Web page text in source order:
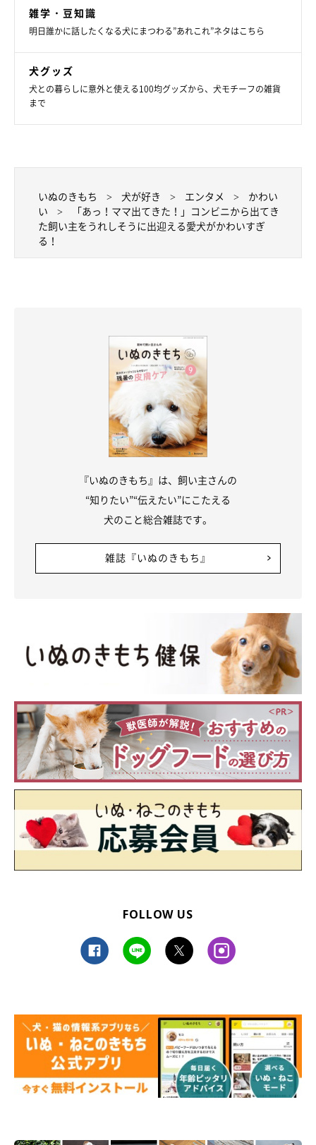
雑学・豆知識
明日誰かに話したくなる犬にまつわる”あれこれ”ネタはこちら
犬グッズ
犬との暮らしに意外と使える100均グッズから、犬モチーフの雑貨
まで
いぬのきもち 犬が好き エンタメ
かわい
い
「あっ！ママ出てきた！」コンビニから出てき
た飼い主をうれしそうに出迎える愛犬がかわいすぎ
る！
『いぬのきもち』は、飼い主さんの
“知りたい”“伝えたい”にこたえる
犬のこと総合雑誌です。
雑誌『いぬのきもち』
FOLLOW US